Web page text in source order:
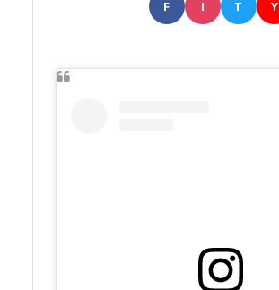
F I T Y